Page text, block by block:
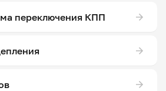
переключения КПП